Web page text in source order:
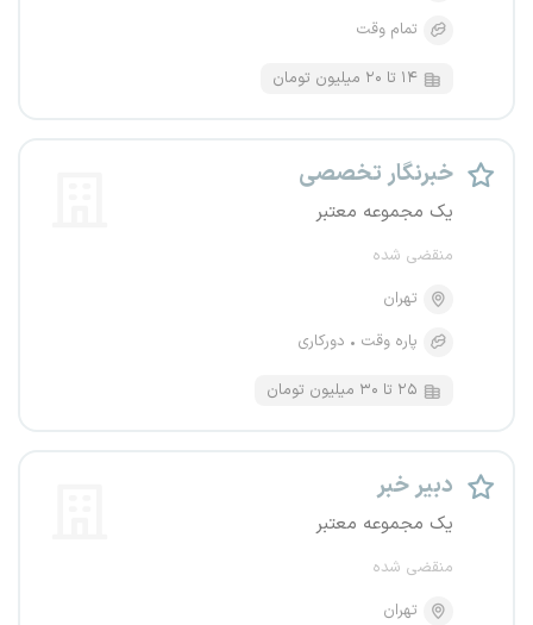
تمام وقت
۱۴ تا ۲۰ میلیون تومان
خبرنگار تخصصی
یک مجموعه معتبر
منقضی شده
تهران
پاره وقت
دورکاری
۲۵ تا ۳۰ میلیون تومان
دبیر خبر
یک مجموعه معتبر
منقضی شده
تهران